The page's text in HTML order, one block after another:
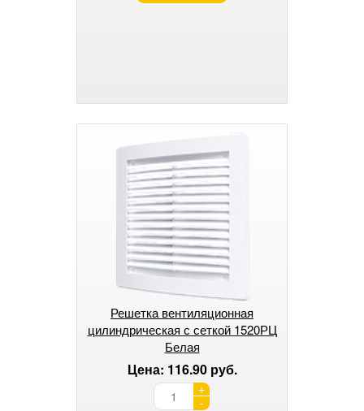
Решетка вентиляционная
цилиндрическая с сеткой 1520РЦ
Белая
Цена: 116.90 руб.
+
-